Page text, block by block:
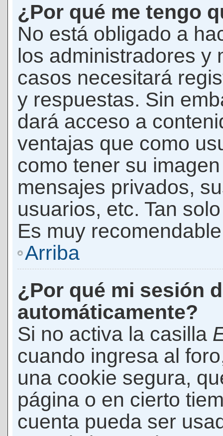
¿Por qué me tengo
No está obligado a
los administradores y
casos necesitará
y respuestas. Sin
dará acceso a
ventajas que como
como tener su
mensajes privados,
usuarios, etc. Tan
Es muy
Arriba
¿Por qué mi sesión
automáticamente?
Si no activa la casilla
cuando ingresa al
una cookie segura,
página o en cierto
cuenta pueda ser